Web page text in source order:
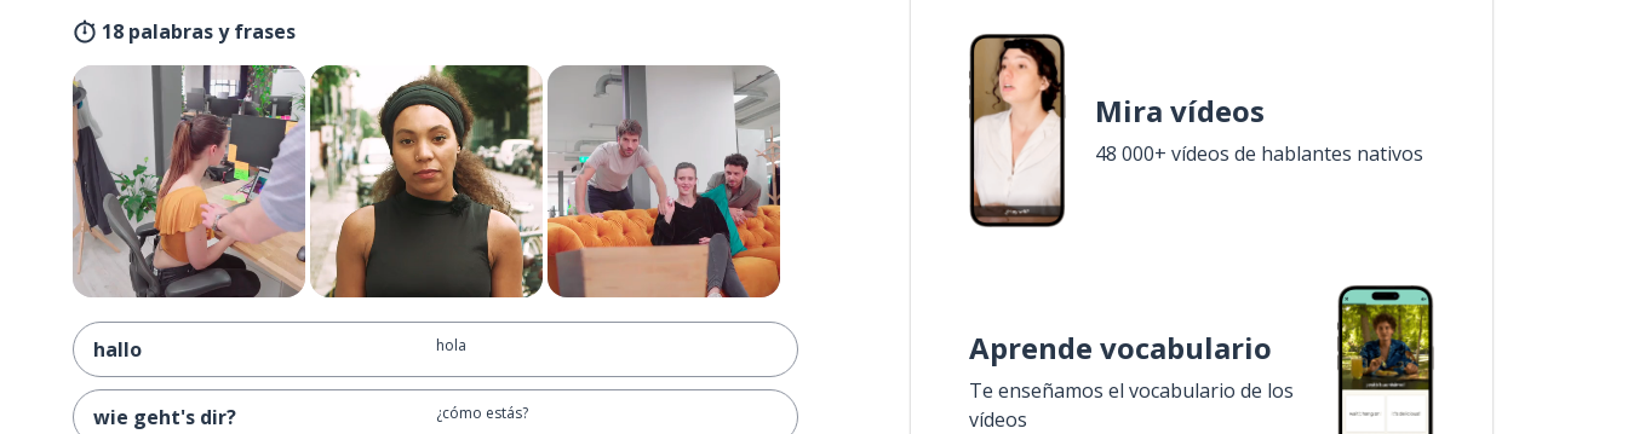
18 palabras y frases
hallo hola
wie geht's dir? ¿cómo estás?
Mira vídeos
48 000+ vídeos de hablantes nativos
Aprende vocabulario
Te enseñamos el vocabulario de los
vídeos